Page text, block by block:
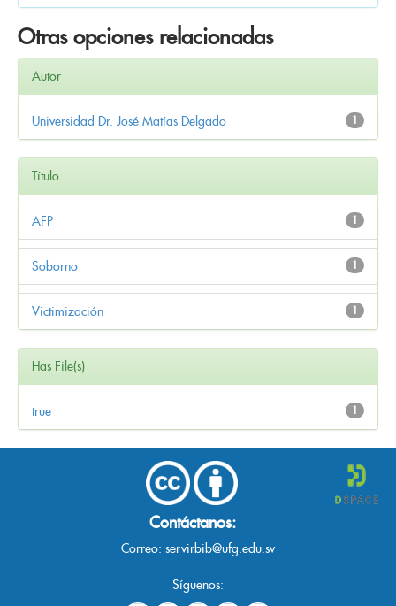
Otras opciones relacionadas
Autor
1
Universidad Dr. José Matías Delgado
Título
1
AFP
1
Soborno
1
Victimización
Has File(s)
1
true
Contáctanos:
Correo: servirbib@ufg.edu.sv
Síguenos: